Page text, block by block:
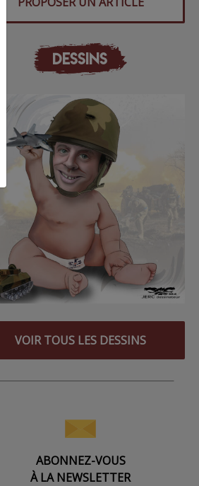
DESSINS
VOIR TOUS LES DESSINS
ABONNEZ-VOUS
À LA NEWSLETTER